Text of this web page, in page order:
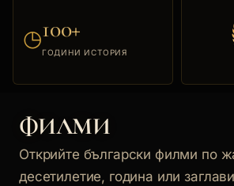
◷100+
ГОДИНИ ИСТОРИЯ
ФИЛМИ
Открийте български филми по
десетилетие, година или